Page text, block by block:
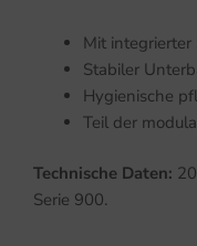
Mit integrierter
Stabiler
Hygienische
Teil der
Technische Daten:
Serie 900.